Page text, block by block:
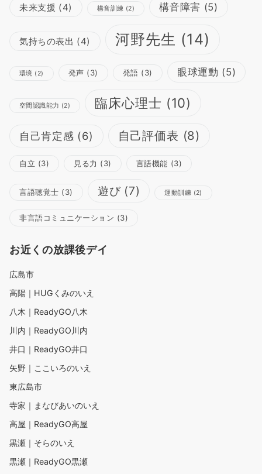
未来支援 (4) 構音訓練 (2) 構音障害 (5)
気持ちの表出 (4) 河野先生 (14)
環境 (2) 発声 (3) 発語 (3) 眼球運動 (5)
空間認識能力 (2) 臨床心理士 (10)
自己肯定感 (6) 自己評価表 (8)
自立 (3) 見る力 (3) 言語機能 (3)
言語聴覚士 (3) 遊び(7) 運動訓練 (2)
非言語コミュニケーション (3)
お近くの放課後デイ
広島市
高陽｜HUGくみのいえ
八木｜ReadyGO八木
川内｜ReadyGO川内
井口｜ReadyGO井口
矢野｜ここいろのいえ
東広島市
寺家｜まなびあいのいえ
高屋｜ReadyGO高屋
黒瀬｜そらのいえ
黒瀬｜ReadyGO黒瀬